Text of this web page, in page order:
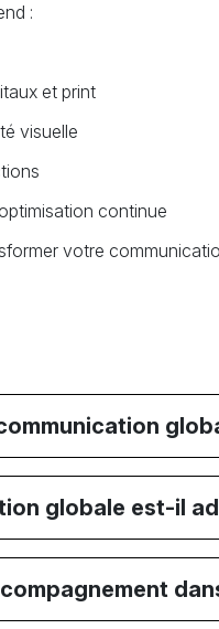
:
et print
visuelle
continue
votre
globale est-il